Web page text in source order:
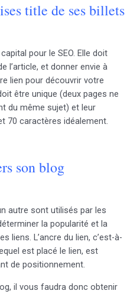
title de ses billets
pour le SEO. Elle doit
l’article, et donner envie à
lien pour découvrir votre
être unique (deux pages ne
du même sujet) et leur
70 caractères idéalement.
son blog
autre sont utilisés par les
la popularité et la
liens. L’ancre du lien, c’est-à-
est placé le lien, est
de positionnement.
il vous faudra donc obtenir